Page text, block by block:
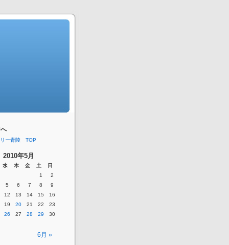
リー青陵 TOP
2010年5月
水 木 金 土 日
6月 »
1
2
5 6 7 8
9
12 13 14 15
16
19 20 21 22
23
26 27 28 29
30